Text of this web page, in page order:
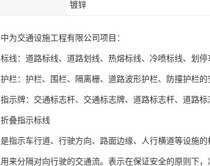
镀锌
中为交通设施工程有限公司项目：
标线：道路标线、道路划线、热熔标线、冷喷标线、划停
护栏：护栏、围栏、隔离栅、道路波形护栏、防撞护栏的
指示牌：交通标志杆、交通标志牌、道路标志杆、道路
折叠指示标线
是指示车行道、行驶方向、路面边缘、人行横道等设施的
用来分隔对向行驶的交通流。表示在保证安全的原则下